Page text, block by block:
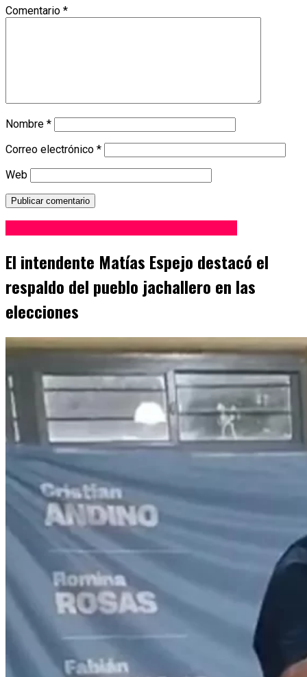
Comentario *
Nombre *
Correo electrónico *
Web
El intendente Matías Espejo destacó el
respaldo del pueblo jachallero en las
elecciones